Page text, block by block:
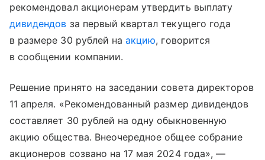
рекомендовал акционерам утвердить выплату
дивидендов за первый квартал текущего года
в размере 30 рублей наакцию, говорится
в сообщении компании.
Решение принято на заседании совета директоров
11 апреля. «Рекомендованный размер дивидендов
составляет 30 рублей на одну обыкновенную
акцию общества. Внеочередное общее собрание
акционеров созвано на 17 мая 2024 года», —